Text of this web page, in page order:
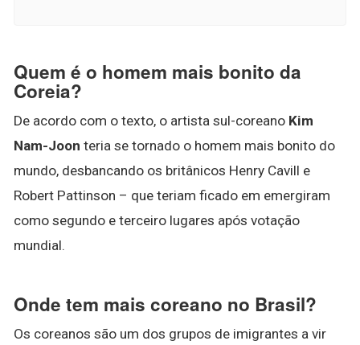
Quem é o homem mais bonito da
Coreia?
De acordo com o texto, o artista sul-coreano Kim
Nam-Joon teria se tornado o homem mais bonito do
mundo, desbancando os britânicos Henry Cavill e
Robert Pattinson – que teriam ficado em emergiram
como segundo e terceiro lugares após votação
mundial.
Onde tem mais coreano no Brasil?
Os coreanos são um dos grupos de imigrantes a vir